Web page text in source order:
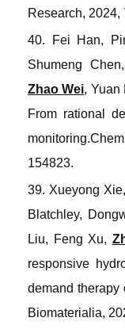
Research, 2024,
40. Fei Han,
Shumeng
Zhao Wei, Yuan
From rational
monitoring.
154823.
39. Xueyong
Blatchley,
Liu, Feng Xu,
responsive
demand therapy
Biomaterialia,